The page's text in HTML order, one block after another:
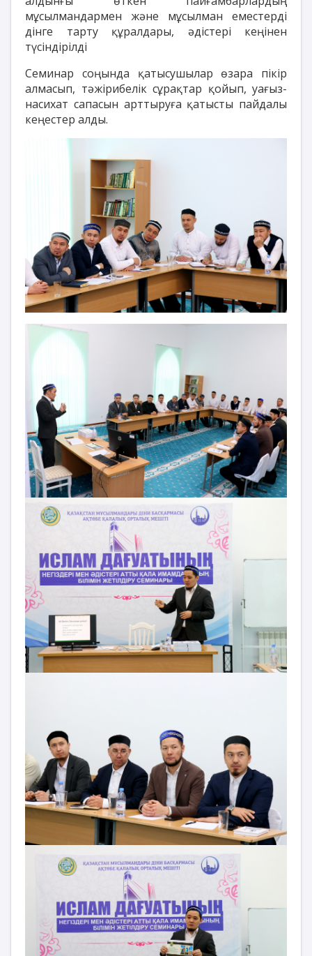
мұсылмандармен және мұсылман еместерді
дінге тарту құралдары, әдістері кеңінен
түсіндірілді
Семинар соңында қатысушылар өзара пікір
алмасып, тәжірибелік сұрақтар қойып, уағыз-
насихат сапасын арттыруға қатысты пайдалы
кеңестер алды.